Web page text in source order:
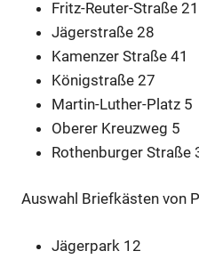
Fritz-Reuter-Straße 21
Jägerstraße 28
Kamenzer Straße 41
Königstraße 27
Martin-Luther-Platz 5
Oberer Kreuzweg 5
Rothenburger Straße
Auswahl Briefkästen von
Jägerpark 12